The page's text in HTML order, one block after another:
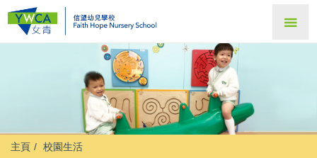
主頁 校園生活